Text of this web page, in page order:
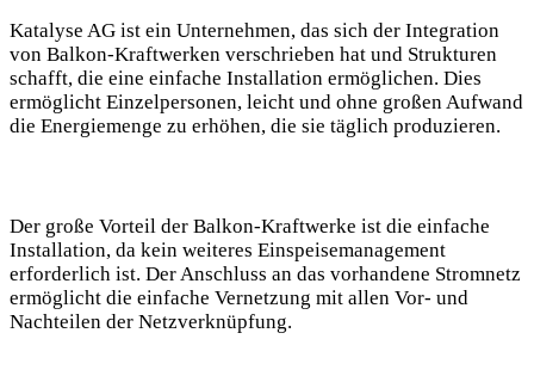
Katalyse AG ist ein Unternehmen, das sich der Integration
von Balkon-Kraftwerken verschrieben hat und Strukturen
schafft, die eine einfache Installation ermöglichen. Dies
ermöglicht Einzelpersonen, leicht und ohne großen Aufwand
die Energiemenge zu erhöhen, die sie täglich produzieren.
Der große Vorteil der Balkon-Kraftwerke ist die einfache
Installation, da kein weiteres Einspeisemanagement
erforderlich ist. Der Anschluss an das vorhandene Stromnetz
ermöglicht die einfache Vernetzung mit allen Vor- und
Nachteilen der Netzverknüpfung.